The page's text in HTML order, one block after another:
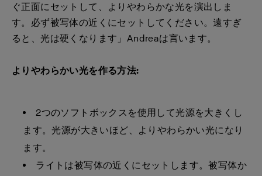
ぐ正面にセットして、よりやわらかな光を演出しま
す。必ず被写体の近くにセットしてください。遠すぎ
ると、光は硬くなります」Andreaは言います。
よりやわらかい光を作る方法:
2つのソフトボックスを使用して光源を大きくし
ます。光源が大きいほど、よりやわらかい光になり
ます。
ライトは被写体の近くにセットします。被写体か